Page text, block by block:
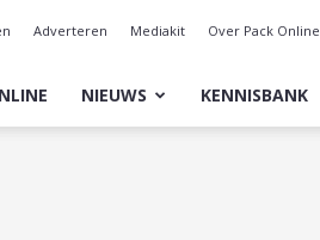
Adverteren Mediakit Over Pack Online
NIEUWS KENNISBANK